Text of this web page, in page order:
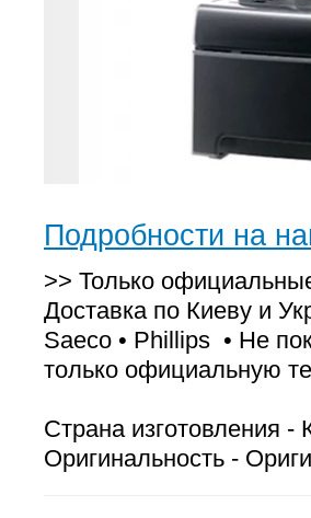
Подробности на
>> Только
Доставка по Киеву и
Saeco • Phillips • Не
только официальную
Страна изготовления -
Оригинальность -